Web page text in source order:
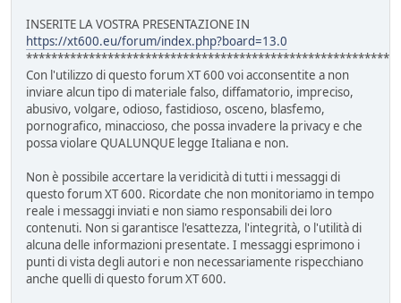
INSERITE LA VOSTRA PRESENTAZIONE IN
https://xt600.eu/forum/index.php?board=13.0
Con l'utilizzo di questo forum XT 600 voi acconsentite a non
inviare alcun tipo di materiale falso, diffamatorio, impreciso,
abusivo, volgare, odioso, fastidioso, osceno, blasfemo,
pornografico, minaccioso, che possa invadere la privacy e che
possa violare QUALUNQUE legge Italiana e non.
Non è possibile accertare la veridicità di tutti i messaggi di
questo forum XT 600. Ricordate che non monitoriamo in tempo
reale i messaggi inviati e non siamo responsabili dei loro
contenuti. Non si garantisce l'esattezza, l'integrità, o l'utilità di
alcuna delle informazioni presentate. I messaggi esprimono i
punti di vista degli autori e non necessariamente rispecchiano
anche quelli di questo forum XT 600.